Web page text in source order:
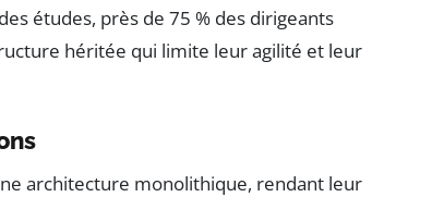
études, près de 75 % des dirigeants
héritée qui limite leur agilité et leur
architecture monolithique, rendant leur